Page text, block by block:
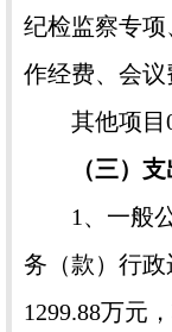
纪检监察专
作经费、会议
其他项目0
（三）支
1、一般公
务（款）行政
1299.88万元